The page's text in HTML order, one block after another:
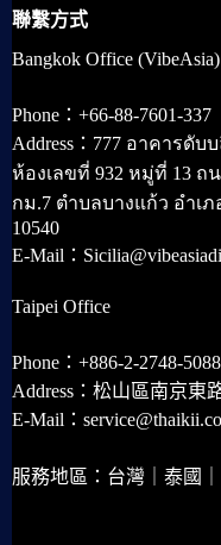
聯繫方式
Bangkok Office (VibeAsia)
Phone：+66-88-7601-337
Address：777 อาคารดับ
ห้องเลขที่ 932 หมู่ที่ 13 ถ
กม.7 ตำบลบางแก้ว อำเ
10540
E-Mail：
Taipei Office
Phone：+886-2-2748-5088
Address：松山區南京東
E-Mail：
服務地區：台灣｜泰國